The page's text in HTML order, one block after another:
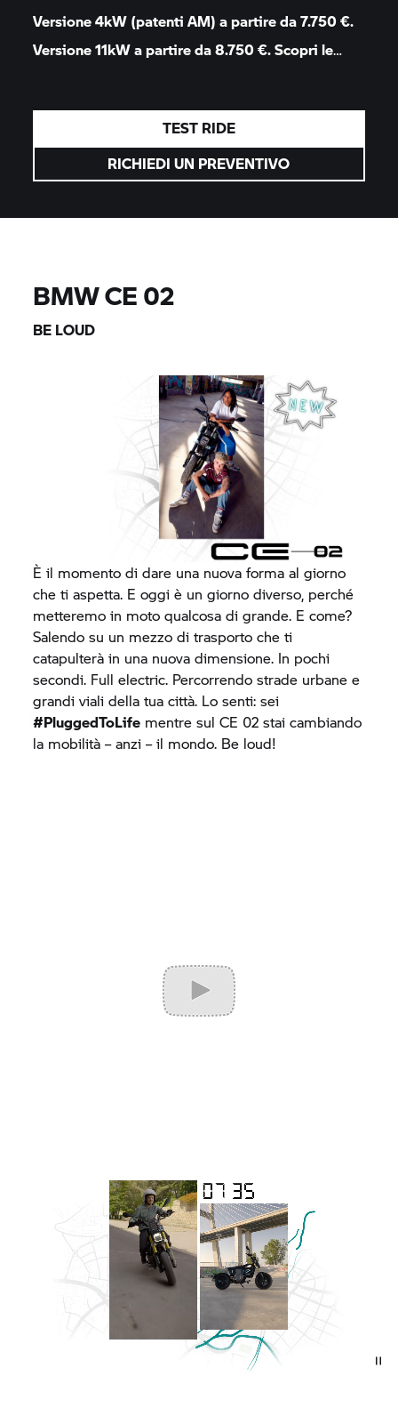
Versione 4kW (patenti AM) a partire da 7.750 €.
Versione 11kW a partire da 8.750 €. Scopri le
nella sezione BMW FinancialServices.
TEST RIDE
RICHIEDI UN PREVENTIVO
BMW CE 02
BE LOUD
È il momento di dare una nuova forma al giorno
che ti aspetta. E oggi è un giorno diverso, perché
metteremo in moto qualcosa di grande. E come?
Salendo su un mezzo di trasporto che ti
catapulterà in una nuova dimensione. In pochi
secondi. Full electric. Percorrendo strade urbane e
grandi viali della tua città. Lo senti: sei
#PluggedToLife mentre sulCE 02 stai cambiando
la mobilità – anzi – il mondo. Be loud!